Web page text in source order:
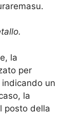
la
per
indicando un
la
posto della